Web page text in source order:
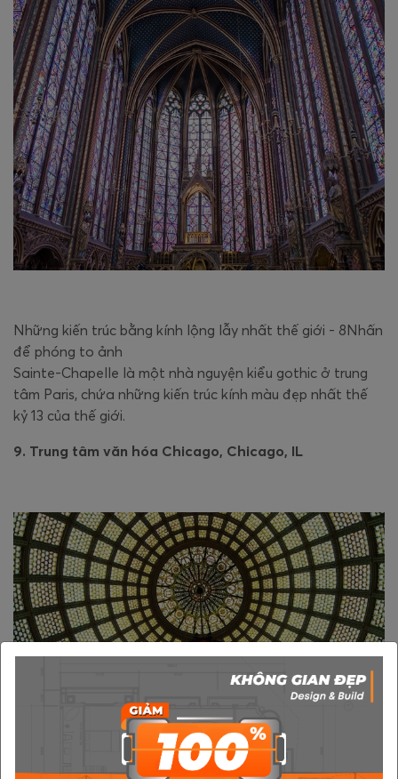
Những kiến trúc bằng kính lộng lẫy nhất thế giới - 8Nhấn
để phóng to ảnh
Sainte-Chapelle là một nhà nguyện kiểu gothic ở trung
tâm Paris, chứa những kiến trúc kính màu đẹp nhất thế
kỷ 13 của thế giới.
9. Trung tâm văn hóa Chicago, Chicago, IL